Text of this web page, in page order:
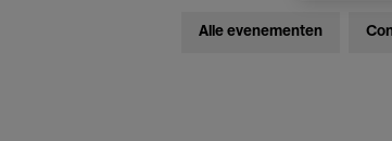
Alle evenementen